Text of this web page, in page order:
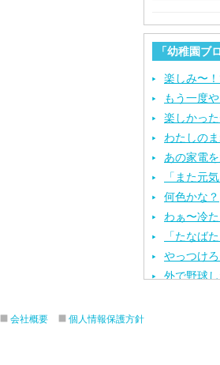
「幼稚園ブ
楽しみ〜
もう一度
楽しかった
わたしの
あの家電
「また元
何色かな？
わぁ〜冷た
「たなば
やっつけろ
外で野球し
あの先生
会社概要 個人情報保護方針